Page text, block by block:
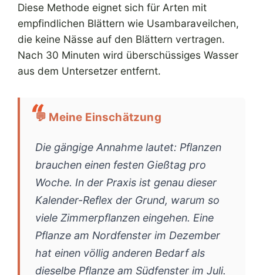
Diese Methode eignet sich für Arten mit
empfindlichen Blättern wie Usambaraveilchen,
die keine Nässe auf den Blättern vertragen.
Nach 30 Minuten wird überschüssiges Wasser
aus dem Untersetzer entfernt.
💬 Meine Einschätzung
Die gängige Annahme lautet: Pflanzen
brauchen einen festen Gießtag pro
Woche. In der Praxis ist genau dieser
Kalender-Reflex der Grund, warum so
viele Zimmerpflanzen eingehen. Eine
Pflanze am Nordfenster im Dezember
hat einen völlig anderen Bedarf als
dieselbe Pflanze am Südfenster im Juli.